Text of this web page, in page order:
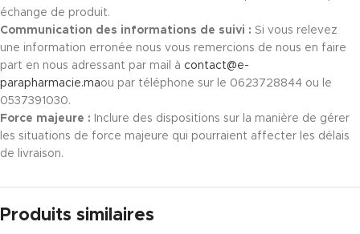
échange de produit.
Communication des informations de suivi : Si vous relevez
une information erronée nous vous remercions de nous en faire
part en nous adressant par mail à contact@e-
parapharmacie.maou par téléphone sur le 0623728844 ou le
0537391030.
Force majeure : Inclure des dispositions sur la manière de gérer
les situations de force majeure qui pourraient affecter les délais
de livraison.
Produits similaires